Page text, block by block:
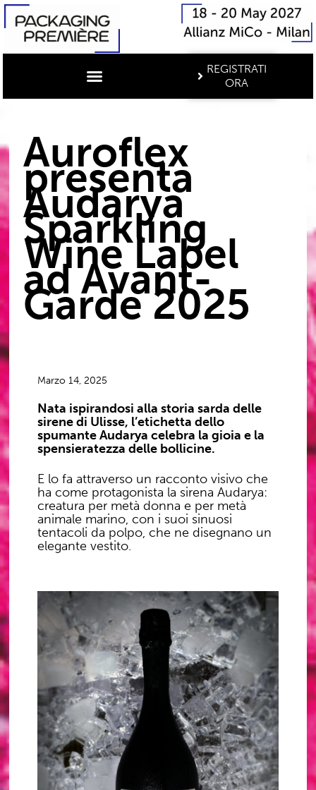
REGISTRATI
ORA
Auroflex
presenta
Audarya
Sparkling
Wine Label
ad Avant-
Garde 2025
Marzo 14, 2025
Nata ispirandosi alla storia sarda delle
sirene di Ulisse, l’etichetta dello
spumante Audarya celebra la gioia e la
spensieratezza delle bollicine.
E lo fa attraverso un racconto visivo che
ha come protagonista la sirena Audarya:
creatura per metà donna e per metà
animale marino, con i suoi sinuosi
tentacoli da polpo, che ne disegnano un
elegante vestito.